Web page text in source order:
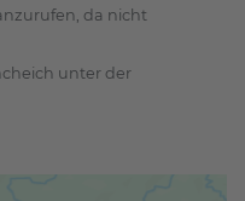
da nicht
unter der